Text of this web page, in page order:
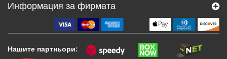
Информация за фирмата
Нашите партньори: